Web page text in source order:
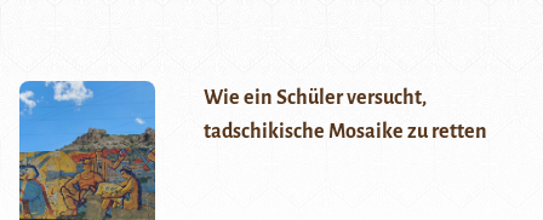
Wie ein Schüler versucht,
tadschikische Mosaike zu retten